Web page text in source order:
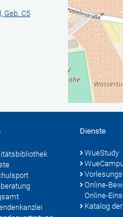
Geb. C5
Dienste
WueStudy
Online-
Online-
Katalog